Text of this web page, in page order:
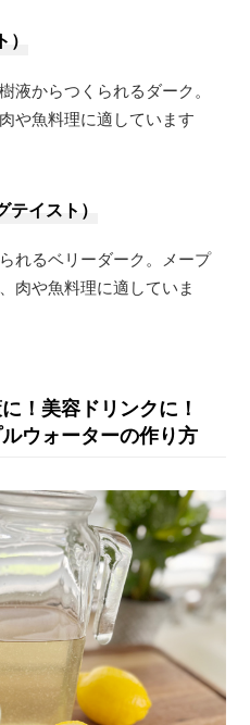
液からつくられるダーク。
や魚料理に適しています
イスト）
れるベリーダーク。メープ
肉や魚料理に適していま
！美容ドリンクに！
ウォーターの作り方